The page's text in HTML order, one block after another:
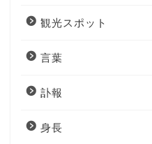
観光スポット
言葉
訃報
身長